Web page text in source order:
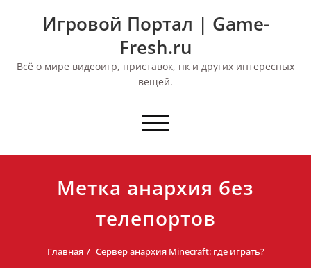
Игровой Портал | Game-
Fresh.ru
Всё о мире видеоигр, приставок, пк и других интересных
вещей.
Переключить
Метка анархия без
телепортов
Главная Сервер анархия Minecraft: где играть?